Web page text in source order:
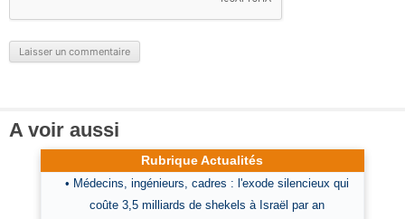
A voir aussi
Rubrique Actualités
• Médecins, ingénieurs, cadres : l'exode silencieux qui
coûte 3,5 milliards de shekels à Israël par an